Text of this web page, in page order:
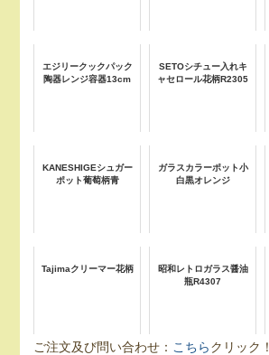
エジリークックパック
陶器レンジ容器13cm
SETOシチュー入れキ
ャセロール花柄R2305
KANESHIGEシュガー
ポット葡萄柄青
ガラスカラーポット小
白黒オレンジ
Tajimaクリーマー花柄
昭和レトロガラス醤油
瓶R4307
ご注文及び問い合わせ： こちらクリック！